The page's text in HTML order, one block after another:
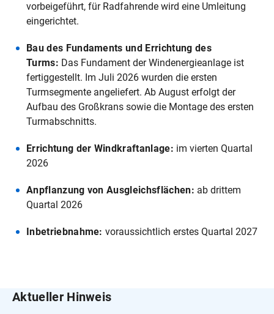
vorbeigeführt, für Radfahrende wird eine Umleitung
eingerichtet.
Bau des Fundaments und Errichtung des
Turms: Das Fundament der Windenergieanlage ist
fertiggestellt. Im Juli 2026 wurden die ersten
Turmsegmente angeliefert. Ab August erfolgt der
Aufbau des Großkrans sowie die Montage des ersten
Turmabschnitts.
Errichtung der Windkraftanlage: im vierten Quartal
2026
Anpflanzung von Ausgleichsflächen: ab drittem
Quartal 2026
Inbetriebnahme: voraussichtlich erstes Quartal 2027
Aktueller Hinweis